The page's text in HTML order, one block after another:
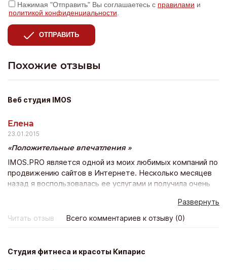
Нажимая "Отправить" Вы соглашаетесь с правилами и
политикой конфиденциальности
ОТПРАВИТЬ
Похожие отзывы
Веб студия IMOS
Елена
23.01.2015
Положительные впечатления
IMOS.PRO является одной из моих любимых компаний по
продвижению сайтов в Интернете. Несколько месяцев
назад я воспользовалась ее услугами и получила очень
Сайт стал оживленным, популярным, появилось много
активных участников группы, спасибо вам, у вас
Развернуть
Читать отзыв
Всего комментариев к отзыву (0)
Студия фитнеса и красоты Кипарис